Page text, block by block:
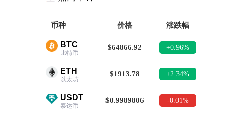
币种 价格 涨跌幅
BTC
比特币
$64866.92 +0.96%
ETH
以太坊
$1913.78 +2.34%
USDT
泰达币
$0.9989806 -0.01%